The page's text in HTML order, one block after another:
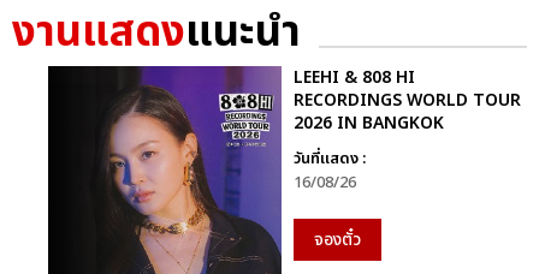
งานแสดงแนะนำ
LEEHI & 808 HI
RECORDINGS WORLD TOUR
2026 IN BANGKOK
วันที่แสดง :
16/08/26
จองตั๋ว